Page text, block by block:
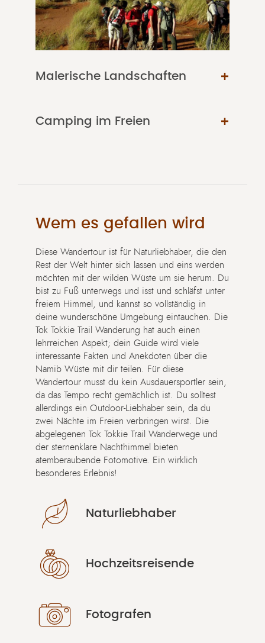
Malerische Landschaften
Camping im Freien
Wem es gefallen wird
Diese Wandertour ist für Naturliebhaber, die den
Rest der Welt hinter sich lassen und eins werden
möchten mit der wilden Wüste um sie herum. Du
bist zu Fuß unterwegs und isst und schläfst unter
freiem Himmel, und kannst so vollständig in
deine wunderschöne Umgebung eintauchen. Die
Tok Tokkie Trail Wanderung hat auch einen
lehrreichen Aspekt; dein Guide wird viele
interessante Fakten und Anekdoten über die
Namib Wüste mit dir teilen. Für diese
Wandertour musst du kein Ausdauersportler sein,
da das Tempo recht gemächlich ist. Du solltest
allerdings ein Outdoor-Liebhaber sein, da du
zwei Nächte im Freien verbringen wirst. Die
abgelegenen Tok Tokkie Trail Wanderwege und
der sternenklare Nachthimmel bieten
atemberaubende Fotomotive. Ein wirklich
besonderes Erlebnis!
Naturliebhaber
Fotografen
Hochzeitsreisende